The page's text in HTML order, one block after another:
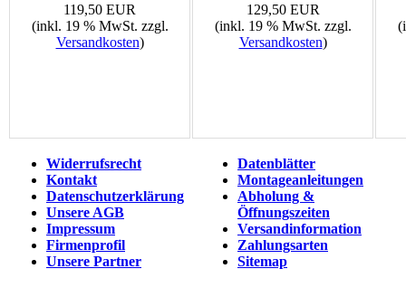
119,50 EUR
(inkl. 19 % MwSt. zzgl.
Versandkosten)
129,50 EUR
(inkl. 19 % MwSt. zzgl.
Versandkosten)
Widerrufsrecht
Kontakt
Datenschutzerklärung
Unsere AGB
Impressum
Firmenprofil
Unsere Partner
Datenblätter
Montageanleitungen
Abholung &
Öffnungszeiten
Versandinformation
Zahlungsarten
Sitemap